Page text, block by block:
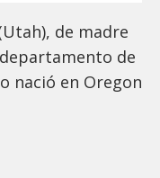
de madre
de
nació en Oregon